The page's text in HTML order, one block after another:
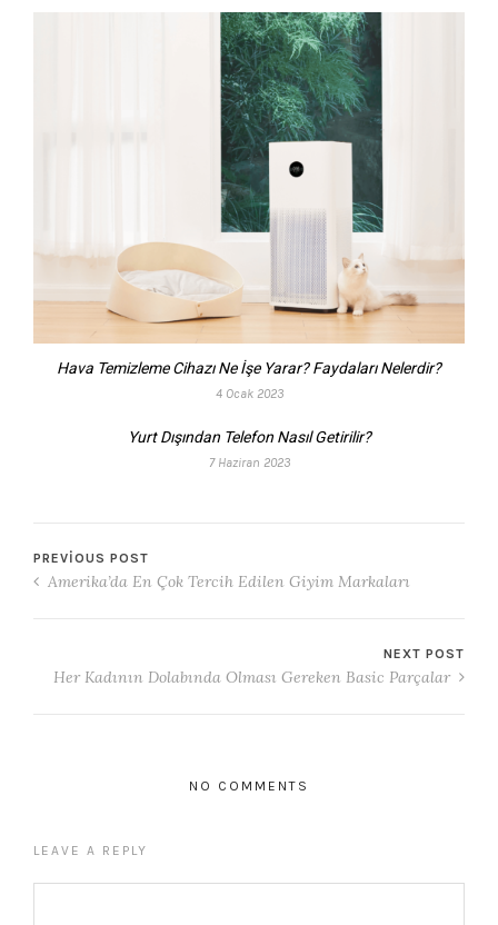
Hava Temizleme Cihazı Ne İşe Yarar? Faydaları Nelerdir?
4 Ocak 2023
Yurt Dışından Telefon Nasıl Getirilir?
7 Haziran 2023
PREVIOUS POST
Amerika’da En Çok Tercih Edilen Giyim Markaları
NEXT POST
Her Kadının Dolabında Olması Gereken Basic Parçalar
NO COMMENTS
LEAVE A REPLY